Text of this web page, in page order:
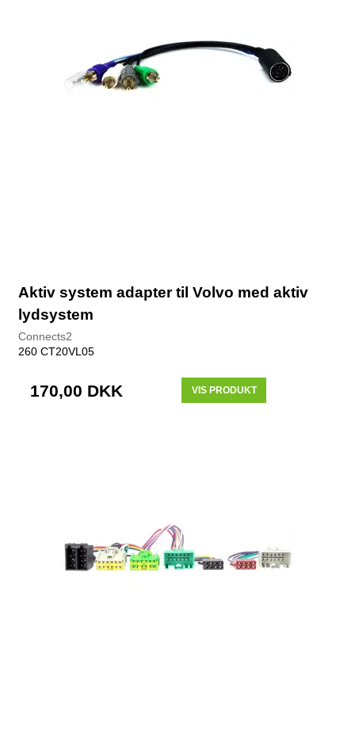
Aktiv system adapter til Volvo med aktiv
lydsystem
Connects2
260 CT20VL05
170,00 DKK VIS PRODUKT